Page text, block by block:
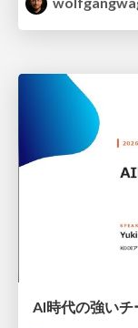
AI時代の強い